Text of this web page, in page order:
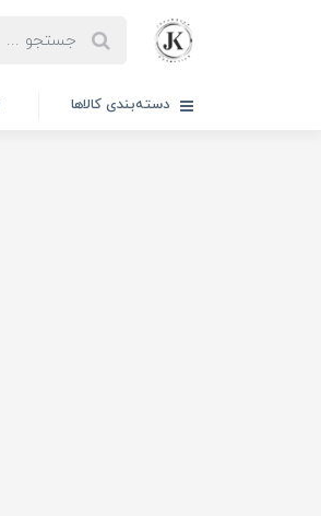
دسته‌بندی کالاها